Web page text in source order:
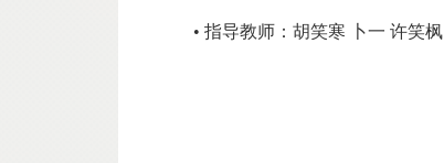
• 指导教师：胡笑寒 卜一 许笑枫